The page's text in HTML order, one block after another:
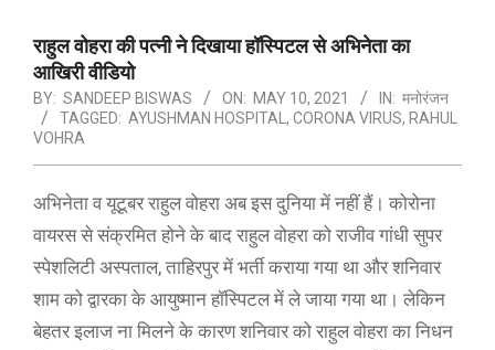
Menuराहुल वोहरा की पत्नी ने दिखाया हॉस्पिटल से अभिनेता का
आखिरी वीडियो
BY: SANDEEP BISWAS ON: MAY 10, 2021 IN: मनोरंजन
TAGGED: AYUSHMAN HOSPITAL , CORONA VIRUS, RAHUL
VOHRA
अभिनेता व यूटूबर राहुल वोहरा अब इस दुनिया में नहीं हैं। कोरोना
वायरस से संक्रमित होने के बाद राहुल वोहरा को राजीव गांधी सुपर
स्पेशलिटी अस्पताल, ताहिरपुर में भर्ती कराया गया था और शनिवार
शाम को द्वारका के आयुष्मान हॉस्पिटल में ले जाया गया था। लेकिन
बेहतर इलाज ना मिलने के कारण शनिवार को राहुल वोहरा का निधन